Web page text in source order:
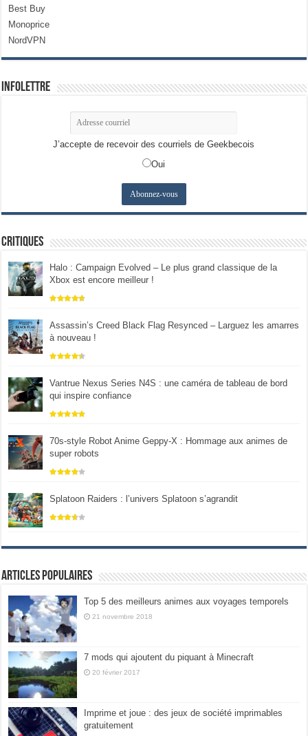
Best Buy
Monoprice
NordVPN
Infolettre
J’accepte de recevoir des courriels de Geekbecois
Oui
Critiques
Halo : Campaign Evolved – Le plus grand classique de la
Xbox est encore meilleur !
Assassin’s Creed Black Flag Resynced – Larguez les amarres
à nouveau !
Vantrue Nexus Series N4S : une caméra de tableau de bord
qui inspire confiance
70s-style Robot Anime Geppy-X : Hommage aux animes de
super robots
Splatoon Raiders : l’univers Splatoon s’agrandit
Articles populaires
Top 5 des meilleurs animes aux voyages temporels
21 novembre 2018
7 mods qui ajoutent du piquant à Minecraft
20 février 2017
Imprime et joue : des jeux de société imprimables
gratuitement